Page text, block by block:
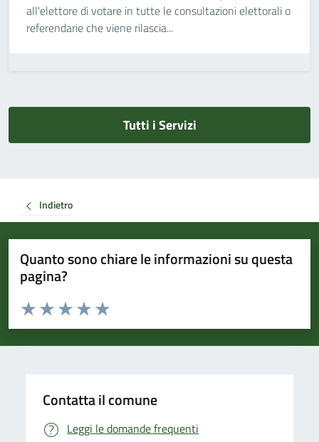
all'elettore di votare in tutte le consultazioni elettorali o
referendarie che viene rilascia...
Tutti i Servizi
Indietro
Quanto sono chiare le informazioni su questa
pagina?
Valuta da 1 a 5 stelle la pagina
Valuta 5 stelle su 5
Valuta 4 stelle su 5
Valuta 3 stelle su 5
Valuta 2 stelle su 5
Valuta 1 stelle su 5
Contatta il comune
Leggi le domande frequenti